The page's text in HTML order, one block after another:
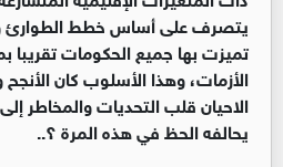
يتصرف على أساس خطط الطوارئ
تميزت بها جميع الحكومات تقريبا
الأزمات، وهذا الأسلوب كان
الاحيان قلب التحديات والمخاطر
يحالفه الحظ في هذه المرة ؟..